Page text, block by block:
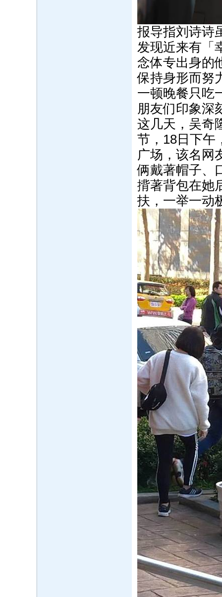
报导指刘诗诗
发现近来有「
念体专出身的
保持身形而努
一顿晚餐只吃
朋友们印象深
这几天，吴奇
节，18日下午
广场，该名网
俩戴著帽子、
揹著背包在她
扶，一举一动